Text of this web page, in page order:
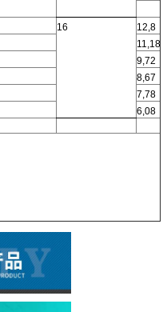
16
12,8
11,18
9,72
8,67
7,78
6,08